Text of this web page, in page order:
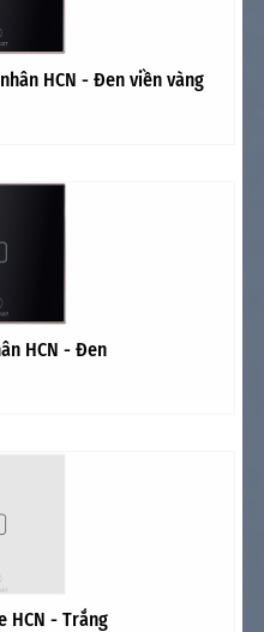
HCN - Đen viền vàng
HCN - Đen
HCN - Trắng